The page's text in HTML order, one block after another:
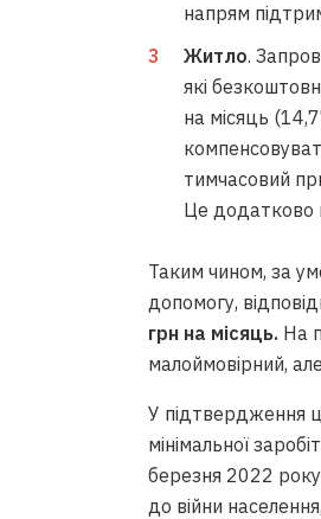
напрям
Житло.
які
на місяць
тимчасовий
Це додатково
Таким чином, за
допомогу,
грн на місяць. На
малоймовірний,
У підтвердження
мінімальної
березня 2022
до війни